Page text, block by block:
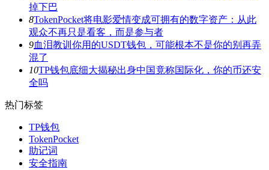
掉下巴
8TokenPocket将电影爱情变成可拥有的数字资产：从此
观众不再只是看客，而是参与者
9血泪教训你用的USDT钱包，可能根本不是你的别再弄
混了
10TP钱包底细大揭秘出身中国竟称国际化，你的币还安
全吗
热门标签
TP钱包
TokenPocket
助记词
安全指南